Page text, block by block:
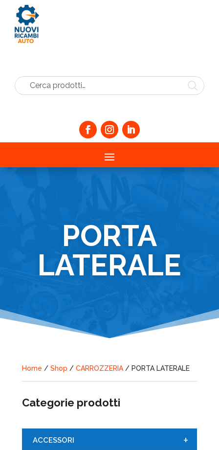
Cerca prodotti…
PORTA
LATERALE
Home / Shop / CARROZZERIA/ PORTA LATERALE
Categorie prodotti
+
ACCESSORI